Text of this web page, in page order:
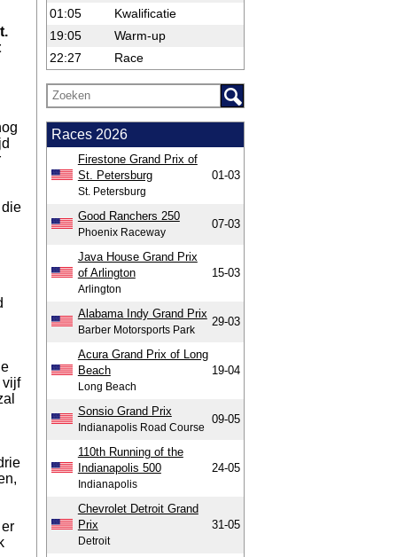
vijf
01:05
Kwalificatie
19:05
Warm-up
22:27
Race
Races 2026
Firestone Grand Prix of
St. Petersburg
St. Petersburg
01-03
Good Ranchers 250
Phoenix Raceway
07-03
Java House Grand Prix
of Arlington
Arlington
15-03
Alabama Indy Grand Prix
Barber Motorsports Park
29-03
Acura Grand Prix of Long
Beach
Long Beach
19-04
Sonsio Grand Prix
Indianapolis Road Course
09-05
110th Running of the
Indianapolis 500
Indianapolis
24-05
Chevrolet Detroit Grand
Prix
Detroit
31-05